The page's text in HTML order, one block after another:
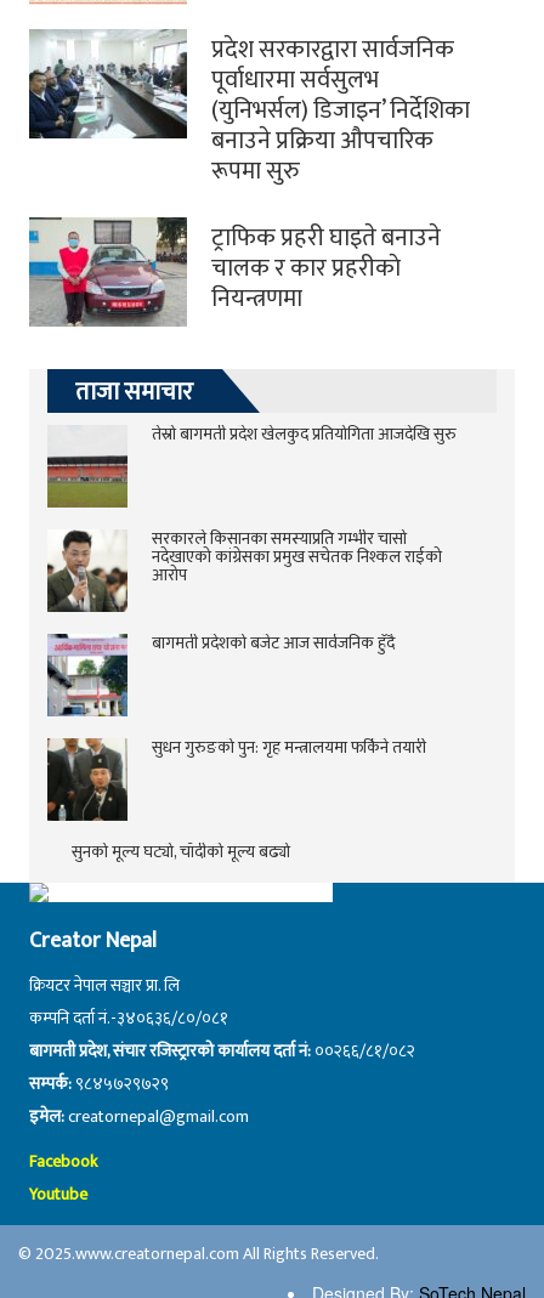
प्रदेश सरकारद्वारा सार्वजनिक
पूर्वाधारमा सर्वसुलभ
(युनिभर्सल) डिजाइन’ निर्देशिका
बनाउने प्रक्रिया औपचारिक
रूपमा सुरु
ट्राफिक प्रहरी घाइते बनाउने
चालक र कार प्रहरीकाे
नियन्त्रणमा
ताजा समाचार
तेस्रो बागमती प्रदेश खेलकुद प्रतियोगिता आजदेखि सुरु
सरकारले किसानका समस्याप्रति गम्भीर चासो
नदेखाएको कांग्रेसका प्रमुख सचेतक निश्कल राईको
आरोप
बागमती प्रदेशको बजेट आज सार्वजनिक हुँदै
सुधन गुरुङको पुन: गृह मन्त्रालयमा फर्किने तयारी
सुनको मूल्य घट्यो, चाँदीको मूल्य बढ्यो
Creator Nepal
क्रियटर नेपाल सञ्चार प्रा. लि
कम्पनि दर्ता नं.-३४०६३६/८०/०८१
बागमती प्रदेश, संचार रजिस्ट्रारको कार्यालय दर्ता नं:००२६६/८१/०८२
सम्पर्क:९८४५७२९७२९
इमेल:creatornepal@gmail.com
Facebook
Youtube
© 2025.www.creatornepal.com All Rights Reserved.